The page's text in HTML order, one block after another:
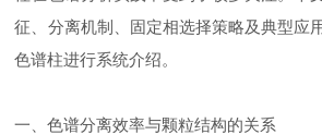
征、分离机制、固定相选择策略及典型应
色谱柱进行系统介绍。
一、色谱分离效率与颗粒结构的关系